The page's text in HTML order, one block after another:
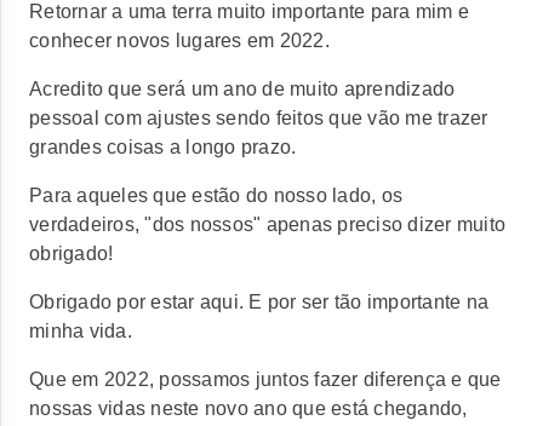
Retornar a uma terra muito importante para mim e
conhecer novos lugares em 2022.
Acredito que será um ano de muito aprendizado
pessoal com ajustes sendo feitos que vão me trazer
grandes coisas a longo prazo.
Para aqueles que estão do nosso lado, os
verdadeiros, "dos nossos" apenas preciso dizer muito
obrigado!
Obrigado por estar aqui. E por ser tão importante na
minha vida.
Que em 2022, possamos juntos fazer diferença e que
nossas vidas neste novo ano que está chegando,